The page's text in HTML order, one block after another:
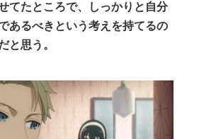
てたところで、しっかりと自分
あるべきという考えを持てるの
と思う。